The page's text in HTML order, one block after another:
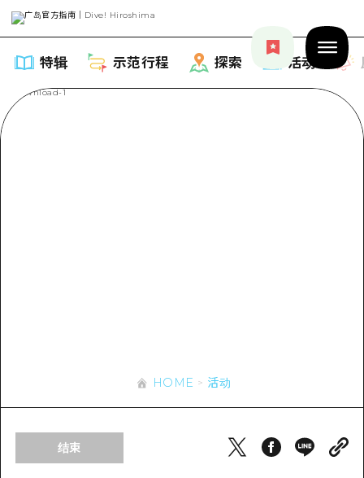
特辑 示范行程 探索 活动
骑自行车
安艺
答对了
应时信息
列表
HOME
HOME 活动
结束